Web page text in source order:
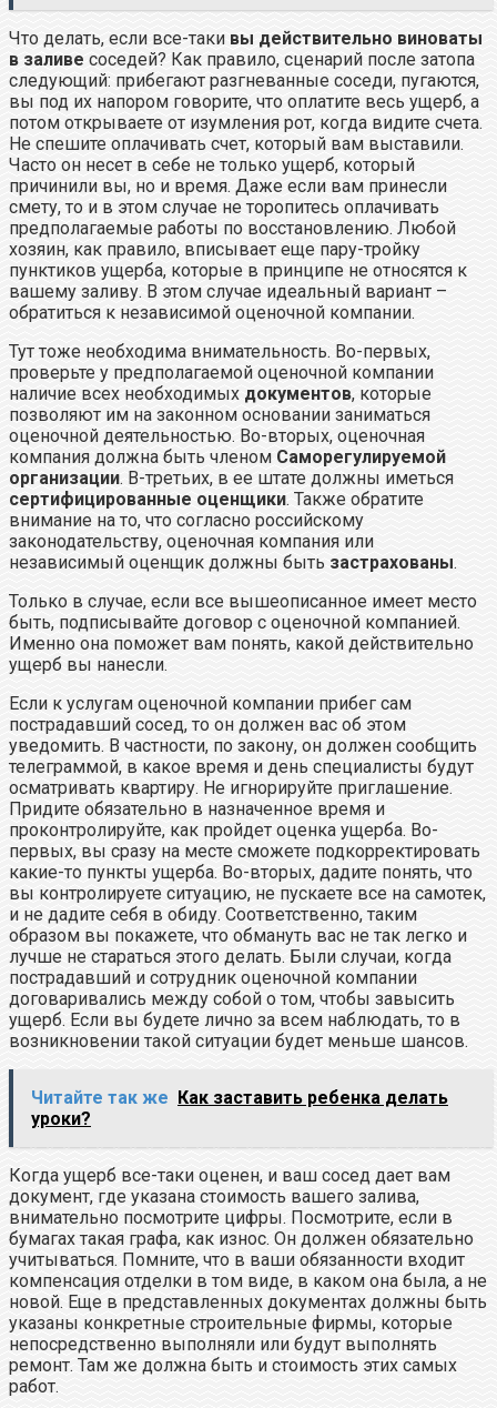
Что делать, если все-таки вы действительно виноваты
в заливе соседей? Как правило, сценарий после затопа
следующий: прибегают разгневанные соседи, пугаются,
вы под их напором говорите, что оплатите весь ущерб, а
потом открываете от изумления рот, когда видите счета.
Не спешите оплачивать счет, который вам выставили.
Часто он несет в себе не только ущерб, который
причинили вы, но и время. Даже если вам принесли
смету, то и в этом случае не торопитесь оплачивать
предполагаемые работы по восстановлению. Любой
хозяин, как правило, вписывает еще пару-тройку
пунктиков ущерба, которые в принципе не относятся к
вашему заливу. В этом случае идеальный вариант –
обратиться к независимой оценочной компании.
Тут тоже необходима внимательность. Во-первых,
проверьте у предполагаемой оценочной компании
наличие всех необходимых документов, которые
позволяют им на законном основании заниматься
оценочной деятельностью. Во-вторых, оценочная
компания должна быть членом Саморегулируемой
организации. В-третьих, в ее штате должны иметься
сертифицированные оценщики. Также обратите
внимание на то, что согласно российскому
законодательству, оценочная компания или
независимый оценщик должны быть застрахованы.
Только в случае, если все вышеописанное имеет место
быть, подписывайте договор с оценочной компанией.
Именно она поможет вам понять, какой действительно
ущерб вы нанесли.
Если к услугам оценочной компании прибег сам
пострадавший сосед, то он должен вас об этом
уведомить. В частности, по закону, он должен сообщить
телеграммой, в какое время и день специалисты будут
осматривать квартиру. Не игнорируйте приглашение.
Придите обязательно в назначенное время и
проконтролируйте, как пройдет оценка ущерба. Во-
первых, вы сразу на месте сможете подкорректировать
какие-то пункты ущерба. Во-вторых, дадите понять, что
вы контролируете ситуацию, не пускаете все на самотек,
и не дадите себя в обиду. Соответственно, таким
образом вы покажете, что обмануть вас не так легко и
лучше не стараться этого делать. Были случаи, когда
пострадавший и сотрудник оценочной компании
договаривались между собой о том, чтобы завысить
ущерб. Если вы будете лично за всем наблюдать, то в
возникновении такой ситуации будет меньше шансов.
Читайте так же Как заставить ребенка делать
уроки?
Когда ущерб все-таки оценен, и ваш сосед дает вам
документ, где указана стоимость вашего залива,
внимательно посмотрите цифры. Посмотрите, если в
бумагах такая графа, как износ. Он должен обязательно
учитываться. Помните, что в ваши обязанности входит
компенсация отделки в том виде, в каком она была, а не
новой. Еще в представленных документах должны быть
указаны конкретные строительные фирмы, которые
непосредственно выполняли или будут выполнять
ремонт. Там же должна быть и стоимость этих самых
работ.